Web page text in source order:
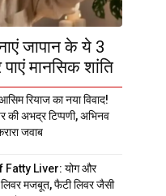
जापान के ये 3
मानसिक शांति
रियाज का नया विवाद!
की अभद्र टिप्पणी, अभिनव
जवाब
Fatty Liver: योग और
लिवर मजबूत, फैटी लिवर जैसी